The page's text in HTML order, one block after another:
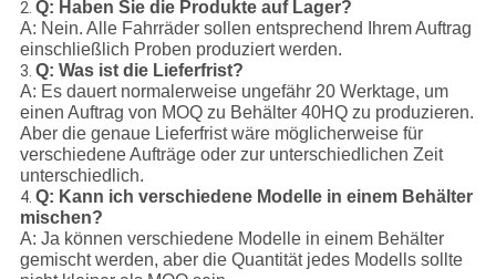
2. Q: Haben Sie die Produkte auf Lager?
A: Nein. Alle Fahrräder sollen entsprechend Ihrem Auftrag
einschließlich Proben produziert werden.
3. Q: Was ist die Lieferfrist?
A: Es dauert normalerweise ungefähr 20 Werktage, um
einen Auftrag von MOQ zu Behälter 40HQ zu produzieren.
Aber die genaue Lieferfrist wäre möglicherweise für
verschiedene Aufträge oder zur unterschiedlichen Zeit
unterschiedlich.
4. Q: Kann ich verschiedene Modelle in einem Behälter
mischen?
A: Ja können verschiedene Modelle in einem Behälter
gemischt werden, aber die Quantität jedes Modells sollte